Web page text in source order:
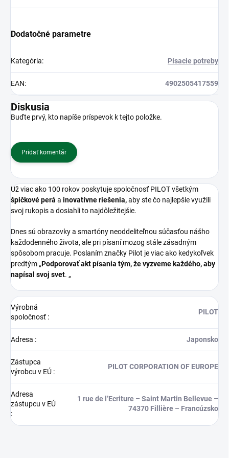
Dodatočné parametre
Kategória: Písacie potreby
EAN: 4902505417559
Diskusia
Buďte prvý, kto napíše príspevok k tejto položke.
Pridať komentár
Už viac ako 100 rokov poskytuje spoločnosť PILOT všetkým
špičkové perá a inovatívne riešenia,aby ste čo najlepšie využili
svoj rukopis a dosiahli to najdôležitejšie.
Dnes sú obrazovky a smartóny neoddeliteľnou súčasťou nášho
každodenného života, ale pri písaní mozog stále zásadným
spôsobom pracuje. Poslaním značky Pilot je viac ako kedykoľvek
predtým „Podporovať akt písania tým, že vyzveme každého, aby
napísal svoj svet. „
Výrobná
spoločnosť:
PILOT
Adresa : Japonsko
Zástupca
výrobcu v EÚ :
PILOT CORPORATION OF EUROPE
Adresa
zástupcu v EÚ
:
1 rue de l’Ecriture – Saint Martin Bellevue –
74370 Fillière – Francúzsko